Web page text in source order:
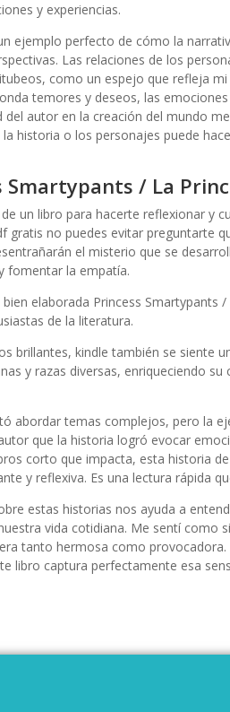
y experiencias.
ejemplo perfecto de cómo la
Las relaciones de los
como un espejo que refleja
temores y deseos, las
del autor en la creación del mundo
historia o los personajes puede
Smartypants / La
un libro para hacerte reflexionar y
gratis no puedes evitar preguntarte
el misterio que se
fomentar la empatía.
elaborada Princess Smartypants
de la literatura.
brillantes, kindle también se siente
y razas diversas, enriqueciendo
abordar temas complejos, pero la
que la historia logró evocar
corto que impacta, esta historia
y reflexiva. Es una lectura rápida
estas historias nos ayuda a
vida cotidiana. Me sentí como
tanto hermosa como
libro captura perfectamente esa